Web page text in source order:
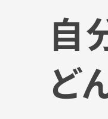
自
ど